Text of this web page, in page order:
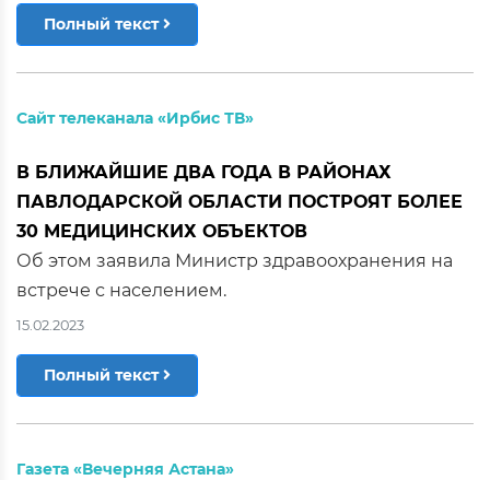
Полный текст
Сайт телеканала «Ирбис ТВ»
В БЛИЖАЙШИЕ ДВА ГОДА В РАЙОНАХ
ПАВЛОДАРСКОЙ ОБЛАСТИ ПОСТРОЯТ БОЛЕЕ
30 МЕДИЦИНСКИХ ОБЪЕКТОВ
Об этом заявила Министр здравоохранения на
встрече с населением.
15.02.2023
Полный текст
Газета «Вечерняя Астана»